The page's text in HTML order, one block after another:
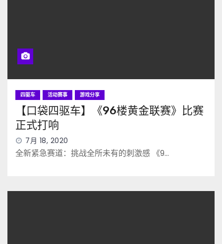
四驱车 活动赛事 游戏分享
【口袋四驱车】《96楼黄金联赛》比赛
正式打响
7月 18, 2020
全新紧急赛道：挑战全所未有的刺激感 《9…